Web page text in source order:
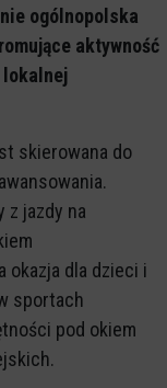
ogólnopolska
aktywność
skierowana do
z jazdy na
okazja dla dzieci i
sportach
pod okiem